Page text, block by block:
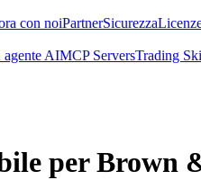
con noiPartnerSicurezza
AIMCP ServersTrading
per Brown